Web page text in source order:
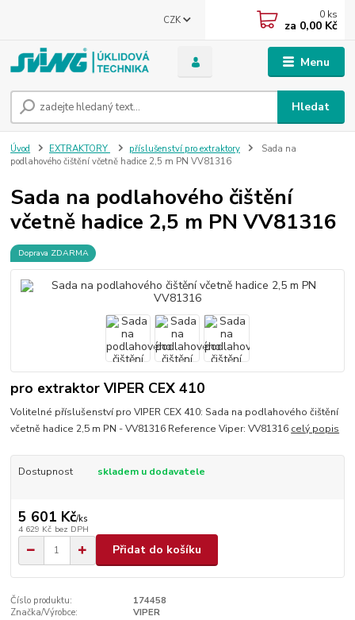
Menu
CZK
Hledat
0 ks
za 0,00 Kč
Úvod EXTRAKTORY příslušenství pro extraktory
Sada na
podlahového čištění včetně hadice 2,5 m PN VV81316
Sada na podlahového čištění
včetně hadice 2,5 m PN VV81316
Doprava ZDARMA
pro extraktor VIPER CEX 410
Volitelné příslušenství pro VIPER CEX 410: Sada na podlahového čištění
včetně hadice 2,5 m PN - VV81316 Reference Viper: VV81316 celý popis
Dostupnost skladem u dodavatele
5 601 Kč/ks
4 629 Kč bez DPH
Přidat do košíku
Číslo produktu:
174458
Značka/Výrobce:
VIPER